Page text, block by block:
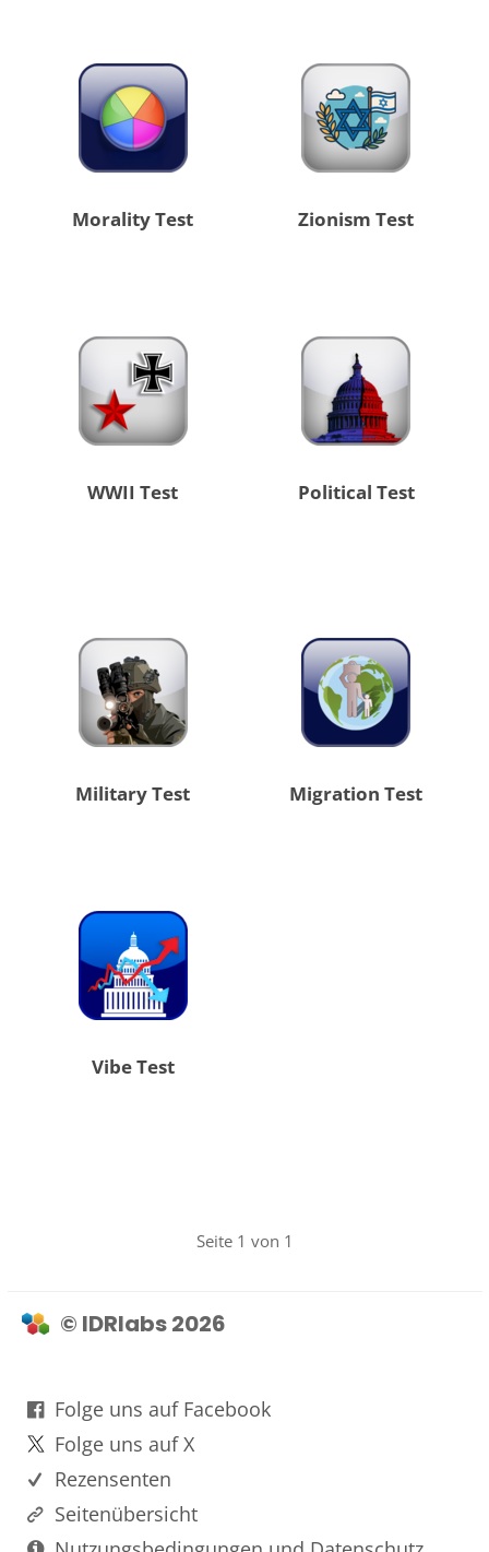
Morality Test Zionism Test
WWII Test Political Test
Military Test Migration Test
Vibe Test
Seite 1 von 1
© IDRlabs 2026
Folge uns auf Facebook
Folge uns auf X
Rezensenten
Seitenübersicht